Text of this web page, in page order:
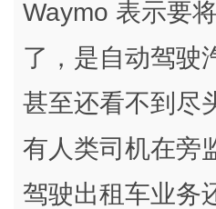
Waymo 表示要
了，是自动驾驶
甚至还看不到尽
有人类司机在旁
驾驶出租车业务